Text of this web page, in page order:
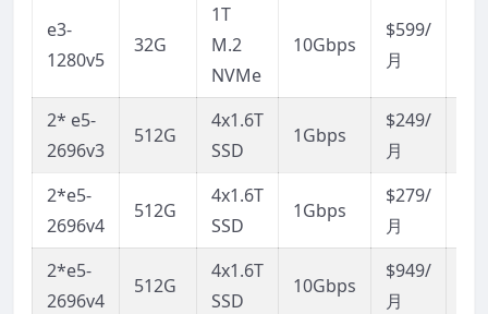
e3-
1280v5
32G
1T
M.2
NVMe
10Gbps
$599/
月
2* e5-
2696v3
512G
4x1.6T
SSD
1Gbps
$249/
月
2*e5-
2696v4
512G
4x1.6T
SSD
1Gbps
$279/
月
2*e5-
2696v4
512G
4x1.6T
SSD
10Gbps
$949/
月